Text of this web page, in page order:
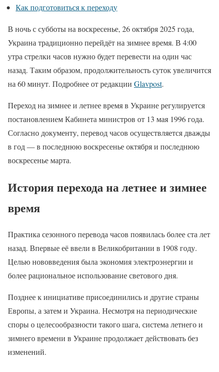
Как подготовиться к переходу
В ночь с субботы на воскресенье, 26 октября 2025 года,
Украина традиционно перейдёт на зимнее время. В 4:00
утра стрелки часов нужно будет перевести на один час
назад. Таким образом, продолжительность суток увеличится
на 60 минут. Подробнее от редакции Glavpost.
Переход на зимнее и летнее время в Украине регулируется
постановлением Кабинета министров от 13 мая 1996 года.
Согласно документу, перевод часов осуществляется дважды
в год — в последнюю воскресенье октября и последнюю
воскресенье марта.
История перехода на летнее и зимнее
время
Практика сезонного перевода часов появилась более ста лет
назад. Впервые её ввели в Великобритании в 1908 году.
Целью нововведения была экономия электроэнергии и
более рациональное использование светового дня.
Позднее к инициативе присоединились и другие страны
Европы, а затем и Украина. Несмотря на периодические
споры о целесообразности такого шага, система летнего и
зимнего времени в Украине продолжает действовать без
изменений.